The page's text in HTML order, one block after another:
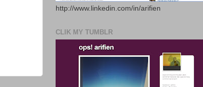
http://www.linkedin.com/in/arifien
CLIK MY TUMBLR